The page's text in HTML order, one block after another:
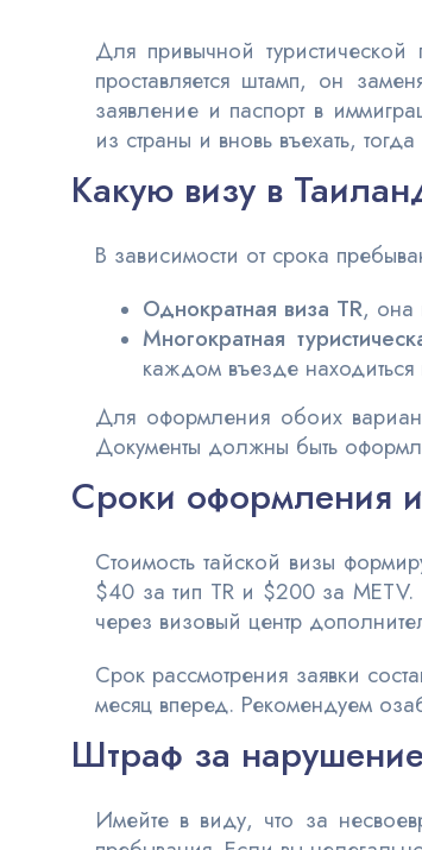
Для привычной
проставляется штамп, он
заявление и паспорт в
из страны и вновь въехать,
Какую визу в
В зависимости от срока
Однократная виза TR, она
Многократная
каждом въезде
Для оформления обоих
Документы должны быть
Сроки оформления
Стоимость тайской визы
$40 за тип TR и $200 за METV.
через визовый центр
Срок рассмотрения заявки
месяц вперед. Рекомендуем
Штраф за
Имейте в виду, что за